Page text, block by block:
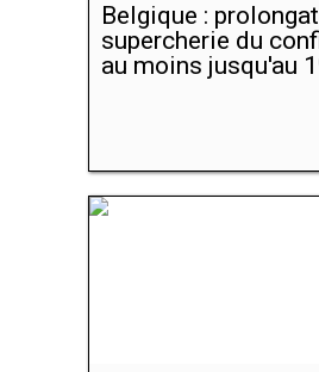
Belgique :
supercherie du
au moins jusqu'au